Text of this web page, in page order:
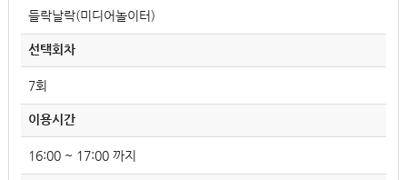
들락날락(미디어놀이터)
선택회차
7회
이용시간
16:00 ~ 17:00 까지